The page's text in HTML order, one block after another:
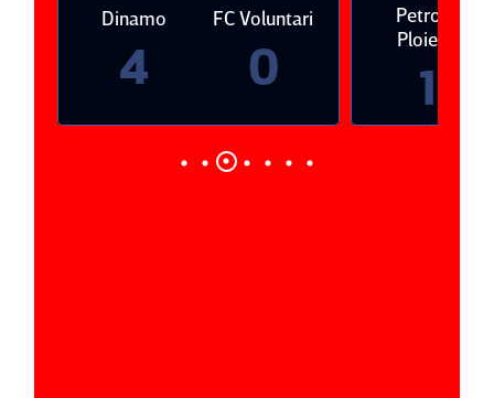
Dinamo
4
FC Voluntari
0
Petrolul
Ploieşti
1